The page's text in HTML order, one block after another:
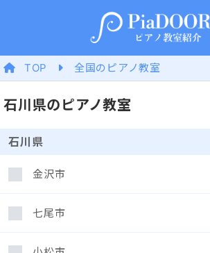
TOP 全国のピアノ教室
石川県のピアノ教室
石川県
金沢市
七尾市